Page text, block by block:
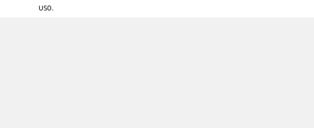
Condiciones de uso
uso.